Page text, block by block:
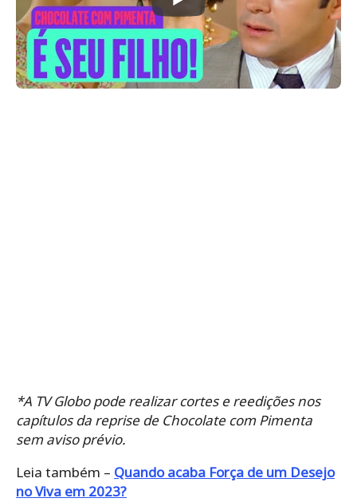
*A TV Globo pode realizar cortes e reedições nos
capítulos da reprise de Chocolate com Pimenta
sem aviso prévio.
Leia também – Quando acaba Força de um Desejo
no Viva em 2023?